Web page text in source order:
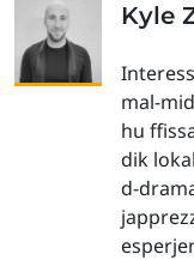
Kyle
mal-
hu
dik
d-